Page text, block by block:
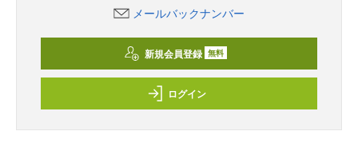
メールバックナンバー
新規会員登録 無料
ログイン